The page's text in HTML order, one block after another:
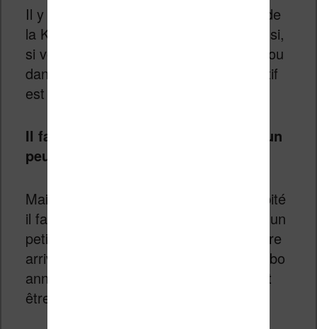
Il y a un argument de poids en faveur de
la Kobo Glo : son éclairage intégré. Ainsi,
si vous souhaitez lire beaucoup la nuit ou
dans des endroits sombres, ce dispositif
est à mon avis indispensable.
Il faut quand même mieux attendre un
peu !
Mais avant d’envisager un achat précipité
il faut peut être mieux attendre encore un
petit peu. En effet, le mois de septembre
arrive vite et il est fort probable que Kobo
annonce de nouveaux produits (et peut
être une nouvelle liseuse).